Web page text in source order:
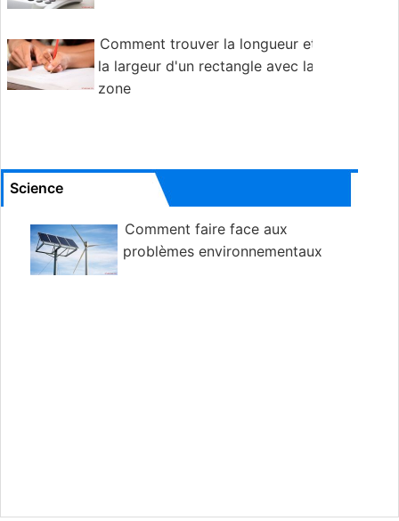
Comment trouver la longueur et
la largeur d'un rectangle avec la
zone
Science
Comment faire face aux
problèmes environnementaux